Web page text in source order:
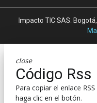
Impacto TIC SAS.
close
Código Rss
Para copiar el enlace
haga clic en el botón.